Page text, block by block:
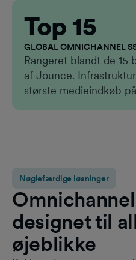
Top 15
GLOBAL OMNICHANNEL
Rangeret blandt de 15
af Jounce.
største medieindkøb
Nøglefærdige løsninger
designet til
øjeblikke